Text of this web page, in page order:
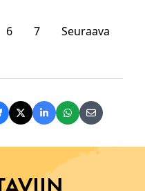
6 7 Seuraava
Blueskyssä
Jaa Twitterissä
Jaa LinkedInissä
Jaa Jaa